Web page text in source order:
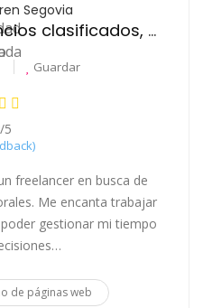
Segovia
Publicación de anuncios clasificados, entrada de datos, mecanografía
Guardar
/5
freelancer en busca de
Me encanta trabajar
gestionar mi tiempo
de páginas web